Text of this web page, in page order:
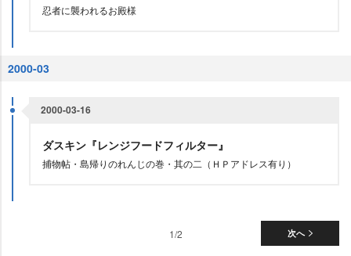
忍者に襲われるお殿様
2000-03
2000-03-16
ダスキン『レンジフードフィルター』
捕物帖・島帰りのれんじの巻・其の二（ＨＰアドレス有り）
次へ
1/2